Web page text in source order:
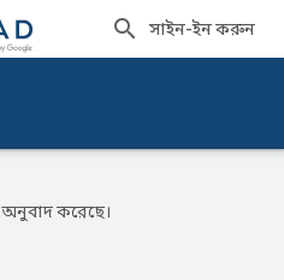
সাইন-ইন করুন
অনুবাদ করেছে।